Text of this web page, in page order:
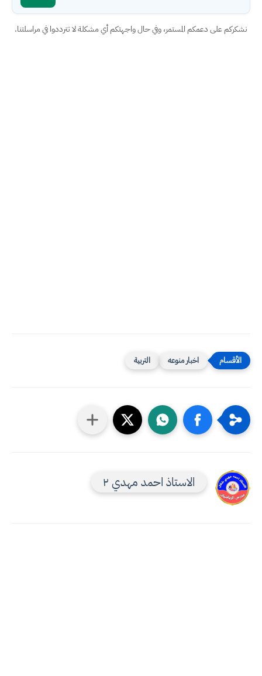
نشكركم على دعمكم المستمر، وفي حال واجهتكم أي مشكلة لا تترددوا في مراسلتنا.
اخبار منوعه التربية
الاستاذ احمد مهدي ٢